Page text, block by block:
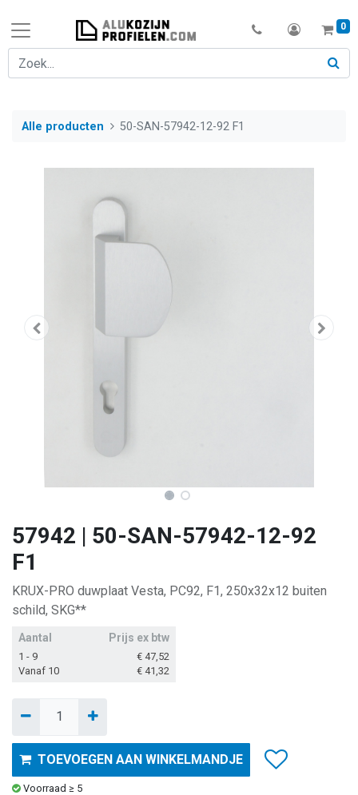
0
Alle producten 50-SAN-57942-12-92 F1
57942 | 50-SAN-57942-12-92
F1
KRUX-PRO duwplaat Vesta, PC92, F1, 250x32x12 buiten
schild, SKG**
Aantal Prijs ex btw
1 - 9 € 47,52
Vanaf 10
€ 41,32
TOEVOEGEN AAN WINKELMANDJE
Voorraad ≥ 5